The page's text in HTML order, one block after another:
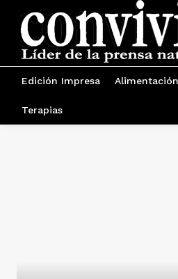
Edición Impresa Alimentación
Terapias